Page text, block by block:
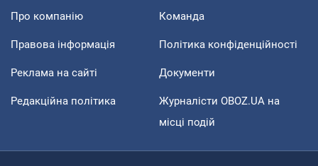
Про компанію Команда
Правова інформація Політика конфіденційності
Реклама на сайті Документи
Редакційна політика
Журналісти OBOZ.UA на
місці подій